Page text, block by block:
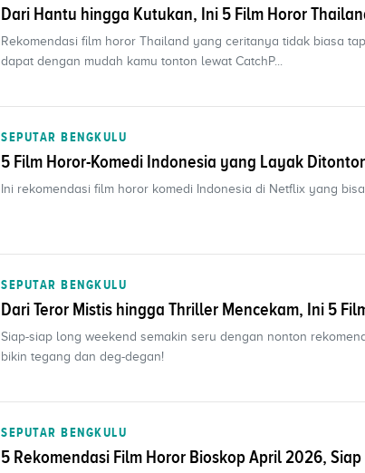
Dari Hantu hingga Kutukan, Ini 5 Film Horor
Rekomendasi film horor Thailand yang ceritanya tidak biasa
dapat dengan mudah kamu tonton lewat CatchP...
SEPUTAR BENGKULU
5 Film Horor-Komedi Indonesia yang Layak
Ini rekomendasi film horor komedi Indonesia di Netflix yang
SEPUTAR BENGKULU
Dari Teror Mistis hingga Thriller Mencekam, Ini 5
Siap-siap long weekend semakin seru dengan nonton
bikin tegang dan deg-degan!
SEPUTAR BENGKULU
5 Rekomendasi Film Horor Bioskop April 2026,